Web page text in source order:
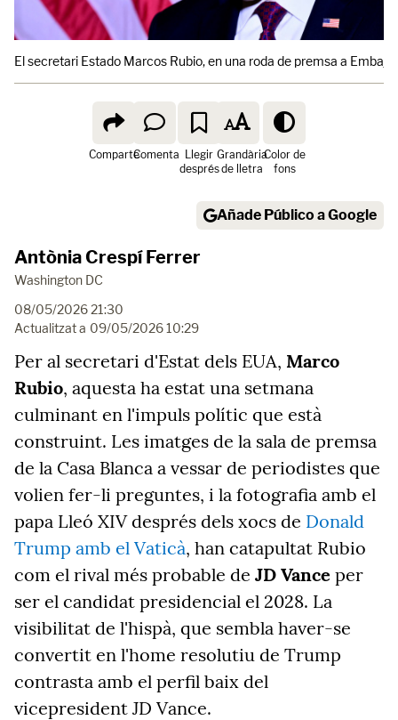
El secretari Estado Marcos Rubio, en una roda de premsa a
ComparteComenta Llegir
després
Grandària
de lletra
Color de
fons
Añade Público a Google
Antònia Crespí Ferrer
Washington DC
08/05/2026 21:30
Actualitzat a 09/05/2026 10:29
Per al secretari d'Estat dels EUA, Marco
Rubio, aquesta ha estat una setmana
culminant en l'impuls polític que està
construint. Les imatges de la sala de premsa
de la Casa Blanca a vessar de periodistes que
volien fer-li preguntes, i la fotografia amb el
papa Lleó XIV després dels xocs de Donald
Trump amb el Vaticà, han catapultat Rubio
com el rival més probable de JD Vance per
ser el candidat presidencial el 2028. La
visibilitat de l'hispà, que sembla haver-se
convertit en l'home resolutiu de Trump
contrasta amb el perfil baix del
vicepresident JD Vance.